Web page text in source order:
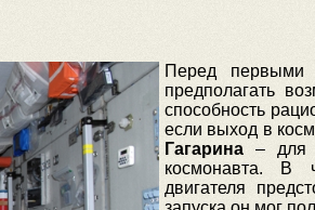
Перед первыми
предполагать
способность
если выход в
Гагарина– для
космонавта. В
двигателя